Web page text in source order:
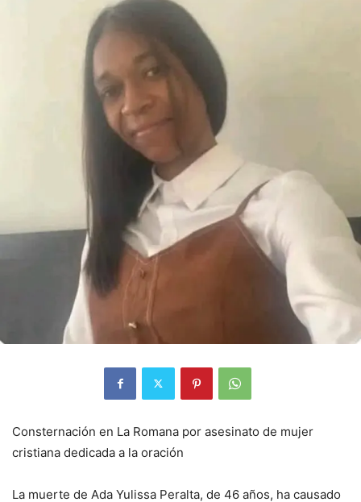
Consternación en La Romana por asesinato de mujer
cristiana dedicada a la oración
La muerte de Ada Yulissa Peralta, de 46 años, ha causado